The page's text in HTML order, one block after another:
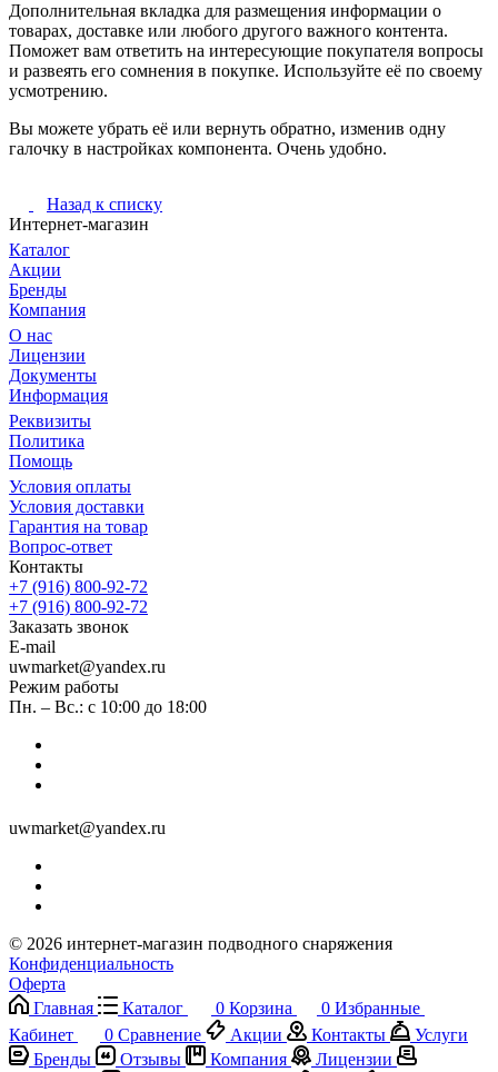
Дополнительная вкладка для размещения информации о
товарах, доставке или любого другого важного контента.
Поможет вам ответить на интересующие покупателя вопросы
и развеять его сомнения в покупке. Используйте её по своему
усмотрению.
Вы можете убрать её или вернуть обратно, изменив одну
галочку в настройках компонента. Очень удобно.
Назад к списку
Интернет-магазин
Каталог
Акции
Бренды
Компания
О нас
Лицензии
Документы
Информация
Реквизиты
Политика
Помощь
Условия оплаты
Условия доставки
Гарантия на товар
Вопрос-ответ
Контакты
+7 (916) 800-92-72
+7 (916) 800-92-72
Заказать звонок
E-mail
uwmarket@yandex.ru
Режим работы
Пн. – Вс.: с 10:00 до 18:00
uwmarket@yandex.ru
© 2026 интернет-магазин подводного снаряжения
Конфиденциальность
Оферта
Главная
Каталог 0 Корзина 0 Избранные
Кабинет
0 Сравнение Акции Контакты
Услуги
Бренды
Отзывы Компания Лицензии